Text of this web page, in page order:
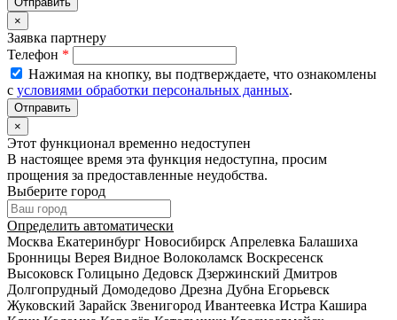
×
Заявка партнеру
Телефон *
Нажимая на кнопку, вы подтверждаете, что ознакомлены
с условиями обработки персональных данных.
×
Этот функционал временно недоступен
В настоящее время эта функция недоступна, просим
прощения за предоставленные неудобства.
Выберите город
Определить автоматически
Москва Екатеринбург Новосибирск Апрелевка Балашиха
Бронницы Верея Видное Волоколамск Воскресенск
Высоковск Голицыно Дедовск Дзержинский Дмитров
Долгопрудный Домодедово Дрезна Дубна Егорьевск
Жуковский Зарайск Звенигород Ивантеевка Истра Кашира